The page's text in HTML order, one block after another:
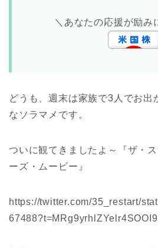
＼あなたの応援が励み
どうも、週末は家族で3人でお出
なソラマメです。
ついに観てきましたよ～『ザ・
ーズ・ムービー』
https://twitter.com/35_restart/